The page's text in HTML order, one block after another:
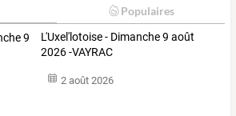
Populaires
L'Uxel'lotoise - Dimanche 9 août
2026 -VAYRAC
2 août 2026